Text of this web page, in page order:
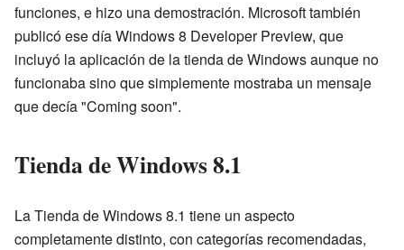
funciones, e hizo una demostración. Microsoft también
publicó ese día Windows 8 Developer Preview, que
incluyó la aplicación de la tienda de Windows aunque no
funcionaba sino que simplemente mostraba un mensaje
que decía "Coming soon".
Tienda de Windows 8.1
La Tienda de Windows 8.1 tiene un aspecto
completamente distinto, con categorías recomendadas,